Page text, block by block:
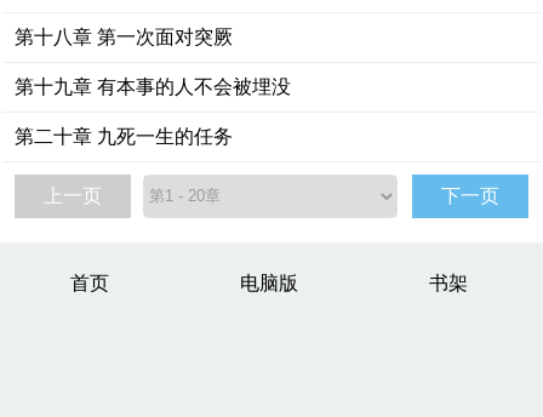
第十八章 第一次面对突厥
第十九章 有本事的人不会被埋没
第二十章 九死一生的任务
上一页 下一页
首页 电脑版 书架